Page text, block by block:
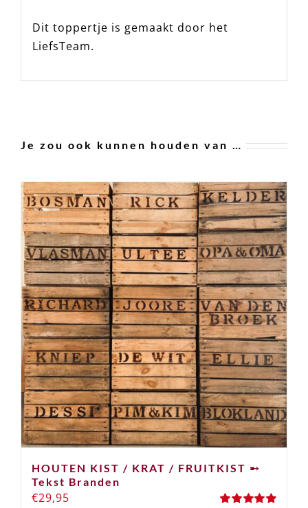
Dit toppertje is gemaakt door het
LiefsTeam.
Je zou ook kunnen houden van …
HOUTEN KIST / KRAT / FRUITKIST ➸
Tekst Branden
€29,95